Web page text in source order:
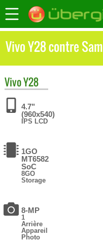
Vivo Y28 contre
VivoY28
4.7"
(960x540)
IPS LCD
1GO
MT6582
SoC
8GO
Storage
8-MP
1
Arrière
Appareil
Photo